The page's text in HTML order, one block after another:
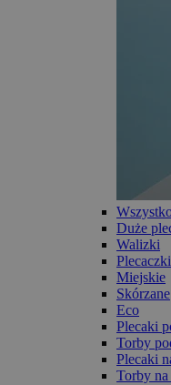
Duże
Walizki
Plecaczki
Miejskie
Skórzane
Eco
Plecaki
Torby
Plecaki
Torby na